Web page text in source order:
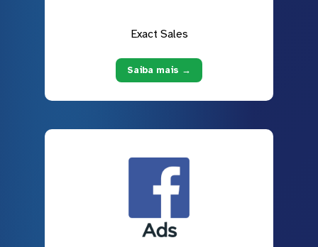
Exact Sales
Saiba mais →